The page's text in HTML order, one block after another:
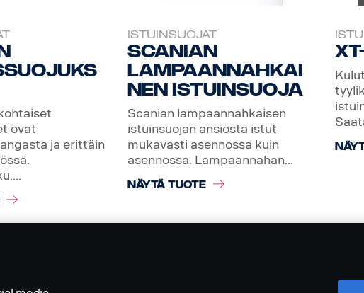
ovat
ja erittäin
ISTUINSUOJAT
Scanian
lampaannahkai
nen istuinsuoja
Scanian lampaannahkaisen
istuinsuojan ansiosta istut
mukavasti asennossa kuin
asennossa. Lampaannahan...
NÄYTÄ TUOTE